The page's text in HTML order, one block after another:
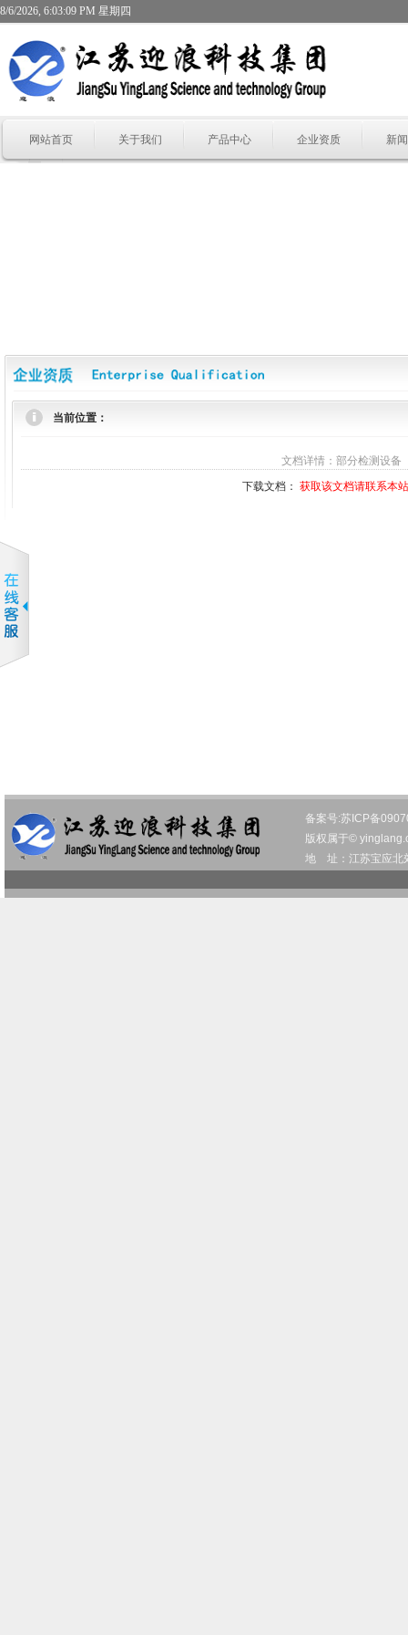
8/6/2026, 6:03:09 PM 星期四
网站首页 关于我们 产品中心 企业资质 新
当前位置：
文档详情：部分检测设备
下载文档： 获取该文档请联系本
备案号:苏ICP备
版权属于©
地 址：江苏宝应北